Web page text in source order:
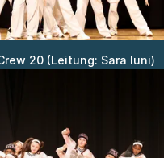
20 (Leitung: Sara Iuni)